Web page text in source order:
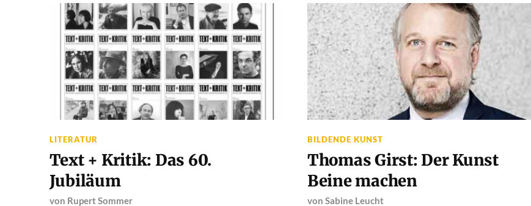
LITERATUR
Text + Kritik: Das 60.
Jubiläum
von Rupert Sommer
BILDENDE KUNST
Thomas Girst: Der Kunst
Beine machen
von Sabine Leucht